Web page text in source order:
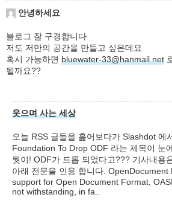
안녕하세요
블로그 잘 구경합니다
저도 저만의 공간을 만들고 싶은데요
혹시 가능하면 bluewater-33@hanmail.net
될까요??
웃으며 사는 세상
오늘 RSS 글들을 훑어보다가 Slashdot 에
Foundation To Drop ODF 라는 제목이 눈
뭣이! ODF가 드롭 되었다고??? 기사내용
아래 전문을 인용 합니다.
support for Open Document Format,
not withstanding, in fa..